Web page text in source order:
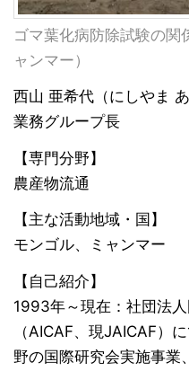
ゴマ葉化病防除試験の関
ャンマー）
西山 亜希代（にしやま あ
業務グループ長
【専門分野】
農産物流通
【主な活動地域・国】
モンゴル、ミャンマー
【自己紹介】
1993年～現在：社団法
（AICAF、現JAICAF）
野の国際研究会実施事業